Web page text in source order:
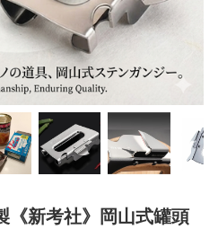
《新考社》岡山式罐頭